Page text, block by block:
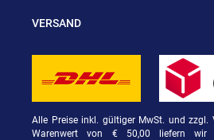
VERSAND
Alle Preise inkl. gültiger MwSt. und zzgl.
Warenwert von € 50,00 liefern wir